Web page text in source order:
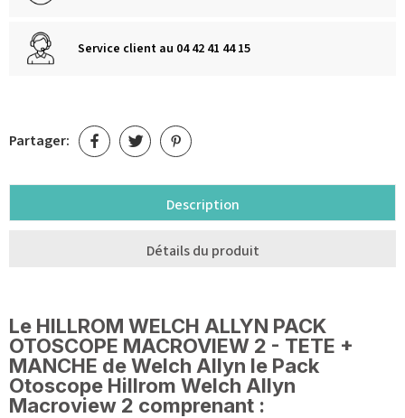
Service client au 04 42 41 44 15
Partager:
Description
Détails du produit
Le HILLROM WELCH ALLYN PACK
OTOSCOPE MACROVIEW 2 - TETE +
MANCHE de Welch Allyn le Pack
Otoscope Hillrom Welch Allyn
Macroview 2 comprenant :